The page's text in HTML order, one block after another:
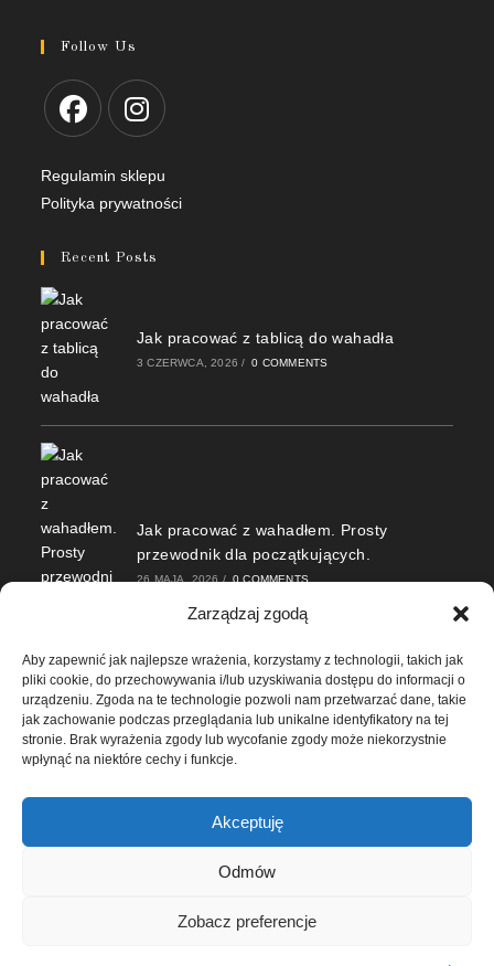
Zarządzaj zgodą
Aby zapewnić jak najlepsze wrażenia, korzystamy z technologii, takich jak
pliki cookie, do przechowywania i/lub uzyskiwania dostępu do informacji o
urządzeniu. Zgoda na te technologie pozwoli nam przetwarzać dane, takie
jak zachowanie podczas przeglądania lub unikalne identyfikatory na tej
stronie. Brak wyrażenia zgody lub wycofanie zgody może niekorzystnie
wpłynąć na niektóre cechy i funkcje.
Akceptuję
Odmów
Zobacz preferencje
Follow Us
Regulamin sklepu
Polityka prywatności
Recent Posts
Jak pracować z tablicą do wahadła
3 CZERWCA, 2026 / 0 COMMENTS
Jak pracować z wahadłem. Prosty
przewodnik dla początkujących.
26 MAJA, 2026 / 0 COMMENTS
Lustra w magii – rodzaje luster i
zastosowanie w praktyce rytualnej
18 MAJA, 2026 / 0 COMMENTS